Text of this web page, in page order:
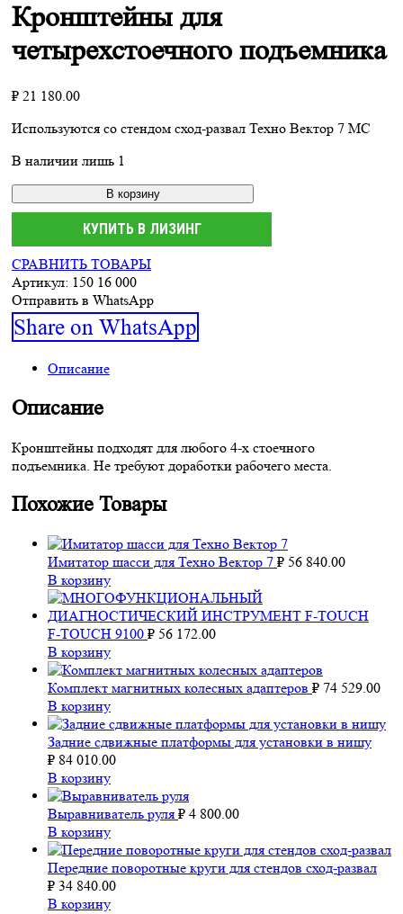
Кронштейны для
четырехстоечного подъемника
₽ 21 180.00
Используются со стендом сход-развал Техно Вектор 7 МС
В наличии лишь 1
В корзину
КУПИТЬ В ЛИЗИНГ
СРАВНИТЬ ТОВАРЫ
Артикул: 150 16 000
Отправить в WhatsApp
Share on WhatsApp
Описание
Описание
Кронштейны подходят для любого 4-х стоечного
подъемника. Не требуют доработки рабочего места.
Похожие Товары
Имитатор шасси для Техно Вектор 7 ₽ 56 840.00
В корзину
F-TOUCH 9100 ₽ 56 172.00
В корзину
Комплект магнитных колесных адаптеров ₽ 74 529.00
В корзину
Задние сдвижные платформы для установки в нишу
₽ 84 010.00
В корзину
Выравниватель руля ₽ 4 800.00
В корзину
Передние поворотные круги для стендов сход-развал
₽ 34 840.00
В корзину